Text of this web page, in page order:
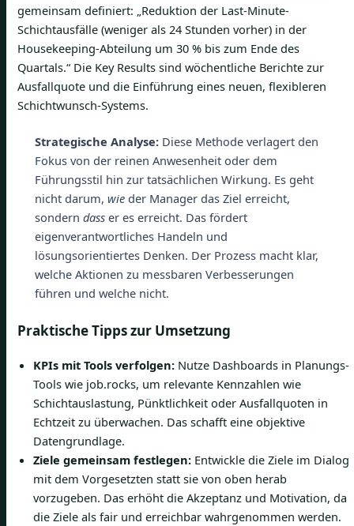
gemeinsam definiert: „Reduktion der Last-Minute-
Schichtausfälle (weniger als 24 Stunden vorher) in der
Housekeeping-Abteilung um 30 % bis zum Ende des
Quartals.“ Die Key Results sind wöchentliche Berichte zur
Ausfallquote und die Einführung eines neuen, flexibleren
Schichtwunsch-Systems.
Strategische Analyse:Diese Methode verlagert den
Fokus von der reinen Anwesenheit oder dem
Führungsstil hin zur tatsächlichen Wirkung. Es geht
nicht darum, wieder Manager das Ziel erreicht,
sondern dasser es erreicht. Das fördert
eigenverantwortliches Handeln und
lösungsorientiertes Denken. Der Prozess macht klar,
welche Aktionen zu messbaren Verbesserungen
führen und welche nicht.
Praktische Tipps zur Umsetzung
KPIs mit Tools verfolgen: Nutze Dashboards in Planungs-
Tools wie job.rocks, um relevante Kennzahlen wie
Schichtauslastung, Pünktlichkeit oder Ausfallquoten in
Echtzeit zu überwachen. Das schafft eine objektive
Datengrundlage.
Ziele gemeinsam festlegen: Entwickle die Ziele im Dialog
mit dem Vorgesetzten statt sie von oben herab
vorzugeben. Das erhöht die Akzeptanz und Motivation, da
die Ziele als fair und erreichbar wahrgenommen werden.